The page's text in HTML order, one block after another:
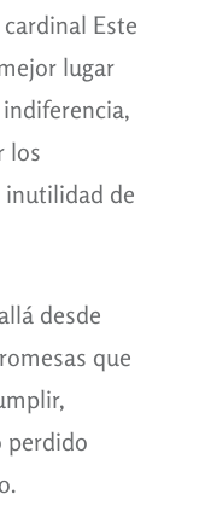
Este
lugar
los
inutilidad de
desde
que
perdido